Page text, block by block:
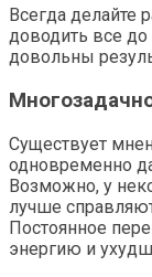
Всегда делайте
доводить все до
довольны
Существует
одновременно
Возможно, у
лучше
Постоянное
энергию и